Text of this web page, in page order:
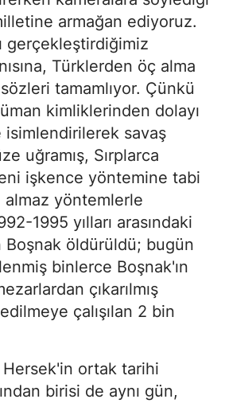
armağan ediyoruz.
gerçekleştirdiğimiz
Türklerden öç alma
tamamlıyor. Çünkü
kimliklerinden dolayı
isimlendirilerek savaş
uğramış, Sırplarca
işkence yöntemine tabi
almaz yöntemlerle
1995 yılları arasındaki
Boşnak öldürüldü; bugün
binlerce Boşnak'ın
çıkarılmış
çalışılan 2 bin
Hersek'in ortak tarihi
birisi de aynı gün,